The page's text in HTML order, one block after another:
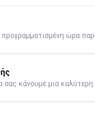
ώρα
σας κάνουμε μια